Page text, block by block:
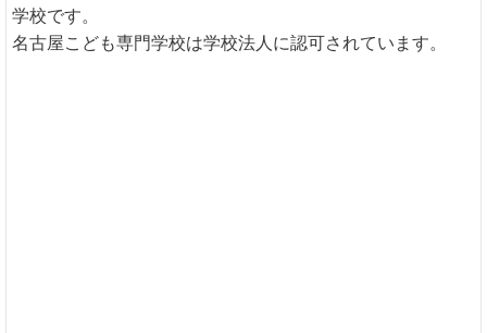
学校です。
名古屋こども専門学校は学校法人に認可されています。